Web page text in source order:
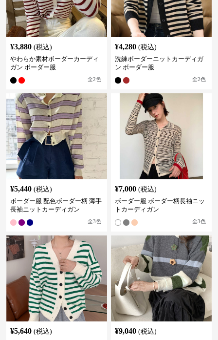
¥3,880 (税込)
やわらか素材ボーダーカーディ
ガン ボーダー服
全2色
¥4,280 (税込)
洗練ボーダーニットカーディガ
ン ボーダー服
全2色
¥5,440 (税込)
ボーダー服 配色ボーダー柄 薄手
長袖ニットカーディガン
全3色
¥7,000 (税込)
ボーダー服 ボーダー柄長袖ニッ
トカーディガン
全3色
¥5,640 (税込)
¥9,040 (税込)